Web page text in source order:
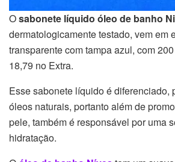
Osabonete líquido óleo de banho
dermatologicamente testado, vem em
transparente com tampa azul, com
18,79 no Extra.
Esse sabonete líquido é diferenciado,
óleos naturais, portanto além de
pele, também é responsável por uma
hidratação.